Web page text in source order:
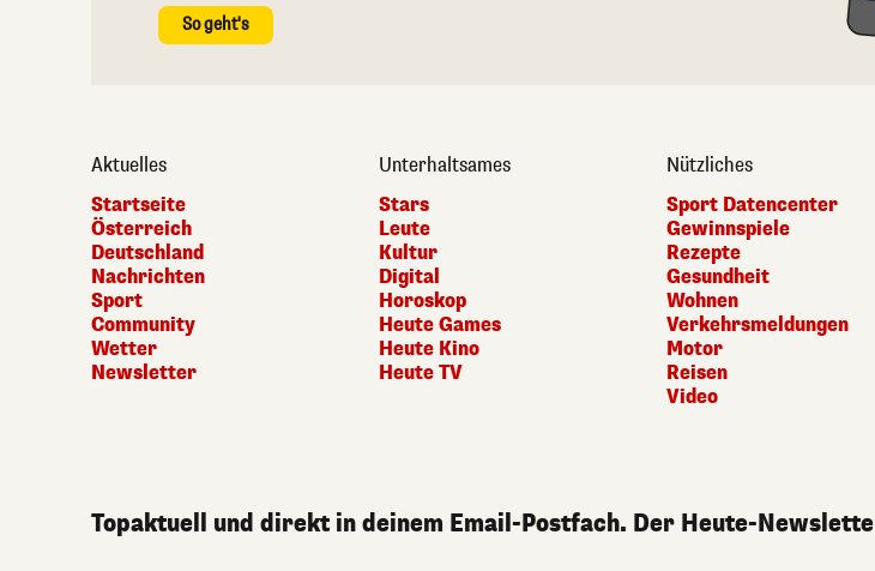
So geht's
Aktuelles
Startseite
Österreich
Deutschland
Nachrichten
Sport
Community
Wetter
Newsletter
Unterhaltsames
Stars
Leute
Kultur
Digital
Horoskop
Heute Games
Heute Kino
Heute TV
Nützliches
Sport Datencenter
Gewinnspiele
Rezepte
Gesundheit
Wohnen
Verkehrsmeldungen
Motor
Reisen
Video
Topaktuell und direkt in deinem Email-Postfach. Der Heute-